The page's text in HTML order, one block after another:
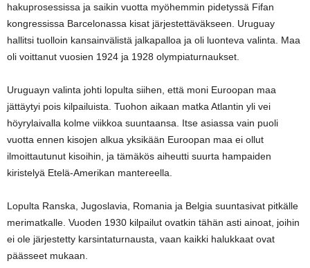
hakuprosessissa ja saikin vuotta myöhemmin pidetyssä Fifan
kongressissa Barcelonassa kisat järjestettäväkseen. Uruguay
hallitsi tuolloin kansainvälistä jalkapalloa ja oli luonteva valinta. Maa
oli voittanut vuosien 1924 ja 1928 olympiaturnaukset.
Uruguayn valinta johti lopulta siihen, että moni Euroopan maa
jättäytyi pois kilpailuista. Tuohon aikaan matka Atlantin yli vei
höyrylaivalla kolme viikkoa suuntaansa. Itse asiassa vain puoli
vuotta ennen kisojen alkua yksikään Euroopan maa ei ollut
ilmoittautunut kisoihin, ja tämäkös aiheutti suurta hampaiden
kiristelyä Etelä-Amerikan mantereella.
Lopulta Ranska, Jugoslavia, Romania ja Belgia suuntasivat pitkälle
merimatkalle. Vuoden 1930 kilpailut ovatkin tähän asti ainoat, joihin
ei ole järjestetty karsintaturnausta, vaan kaikki halukkaat ovat
päässeet mukaan.